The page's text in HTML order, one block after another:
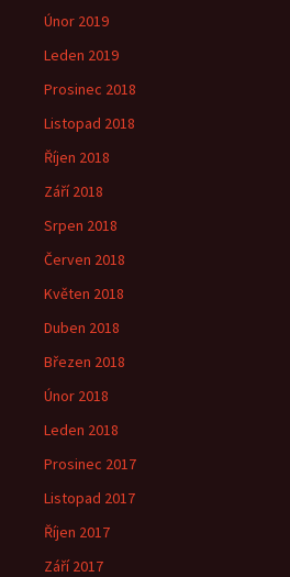
Únor 2019
Leden 2019
Prosinec 2018
Listopad 2018
Říjen 2018
Září 2018
Srpen 2018
Červen 2018
Květen 2018
Duben 2018
Březen 2018
Únor 2018
Leden 2018
Prosinec 2017
Listopad 2017
Říjen 2017
Září 2017